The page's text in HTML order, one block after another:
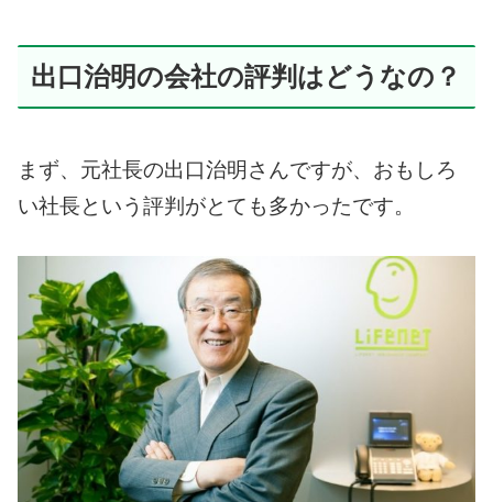
出口治明の会社の評判はどうなの？
まず、元社長の出口治明さんですが、おもしろ
い社長という評判がとても多かったです。